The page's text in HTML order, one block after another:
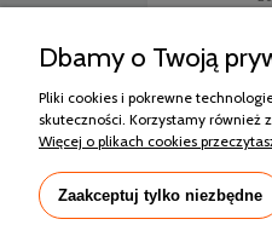
Zakupy
Czas realizacji zamówienia
Koszt dostawy
Reklamacje i zwroty
Dbamy o Twoją
Pliki cookies i pokrewne
skuteczności. Korzystamy również
Więcej o plikach cookies
Zaakceptuj tylko niezbędne